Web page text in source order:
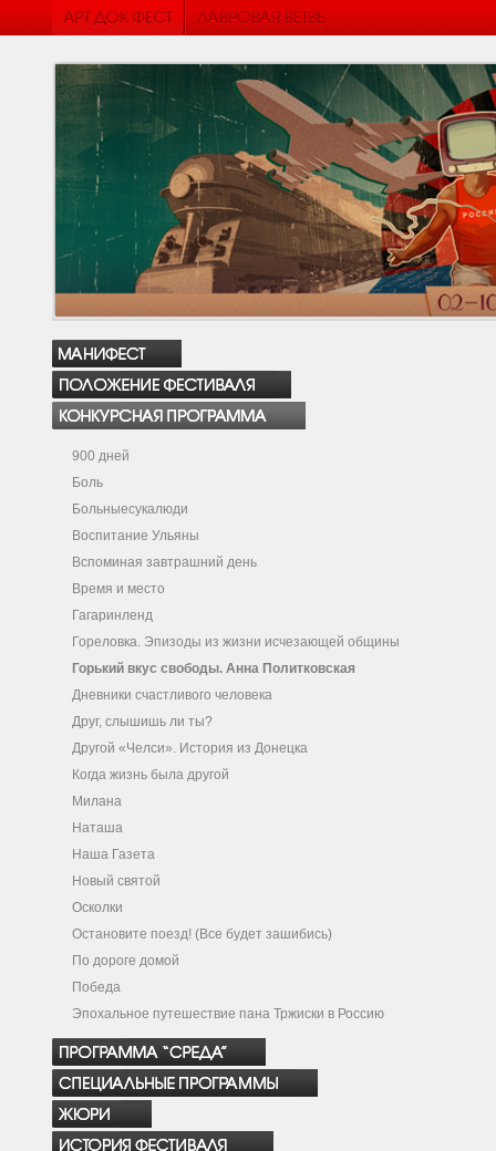
900 дней
Боль
Больныесукалюди
Воспитание Ульяны
Вспоминая завтрашний день
Время и место
Гагаринленд
Гореловка. Эпизоды из жизни исчезающей общины
Горький вкус свободы. Анна Политковская
Дневники счастливого человека
Друг, слышишь ли ты?
Другой «Челси». История из Донецка
Когда жизнь была другой
Милана
Наташа
Наша Газета
Новый святой
Осколки
Остановите поезд! (Все будет зашибись)
По дороге домой
Победа
Эпохальное путешествие пана Тржиски в Россию